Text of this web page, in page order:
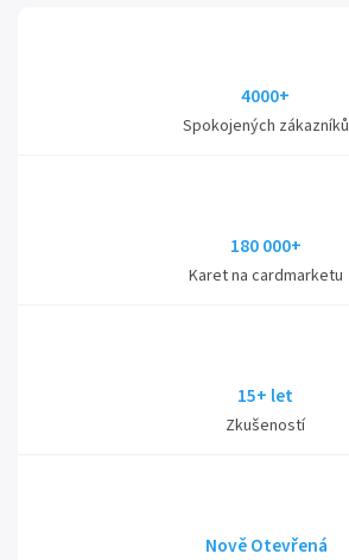
4000+
Spokojených zákazníků
180 000+
Karet na cardmarketu
15+ let
Zkušeností
Nově Otevřená